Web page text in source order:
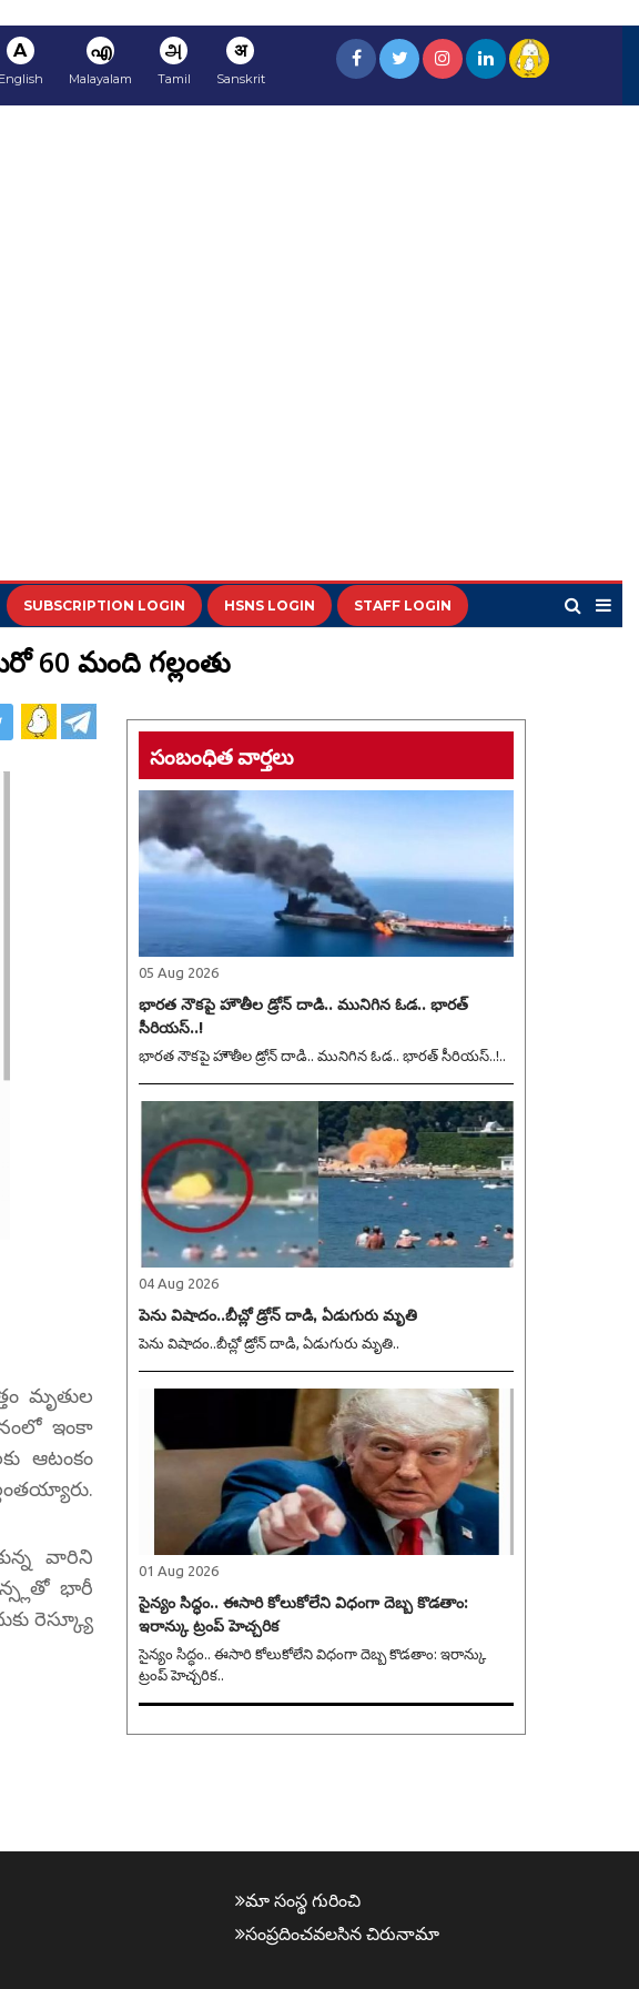
A
English
എ
Malayalam
அ
Tamil
अ
Sanskrit
SUBSCRIPTION LOGIN HSNS LOGIN STAFF LOGIN
60 మంది గల్లంతు
మృతుల
ఇంకా
ఆటంకం
వారిని
భారీ
రెస్క్యూ
సంబంధిత వార్తలు
05 Aug 2026
భారత నౌకపై హౌతీల డ్రోన్ దాడి.. మునిగిన ఓడ.. భారత్
సీరియస్..!
భారత నౌకపై హౌతీల డ్రోన్ దాడి.. మునిగిన ఓడ.. భారత్ సీరియస్..!..
04 Aug 2026
పెను విషాదం..బీచ్లో డ్రోన్ దాడి, ఏడుగురు మృతి
పెను విషాదం..బీచ్లో డ్రోన్ దాడి, ఏడుగురు మృతి..
01 Aug 2026
సైన్యం సిద్ధం.. ఈసారి కోలుకోలేని విధంగా దెబ్బ కొడతాం:
ఇరాన్కు ట్రంప్ హెచ్చరిక
సైన్యం సిద్ధం.. ఈసారి కోలుకోలేని విధంగా దెబ్బ కొడతాం: ఇరాన్కు
ట్రంప్ హెచ్చరిక..
మా సంస్థ గురించి
సంప్ర‌దించవ‌ల‌సిన‌ చిరునామా